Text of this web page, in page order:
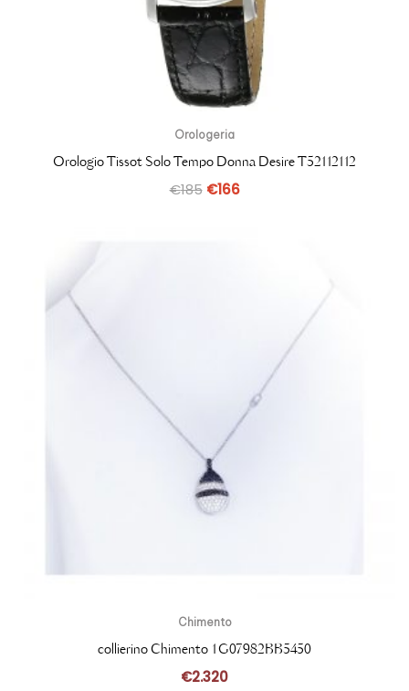
Orologeria
Orologio Tissot Solo Tempo Donna Desire T52112112
€185 €166
Chimento
collierino Chimento 1G07982BB5450
€2.320